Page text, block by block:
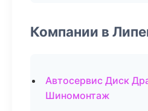
Компании в
Автосервис Диск
Шиномонтаж